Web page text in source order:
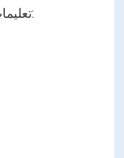
تعليمات مسؤولة عن العواقب غير المرغوب فيها: